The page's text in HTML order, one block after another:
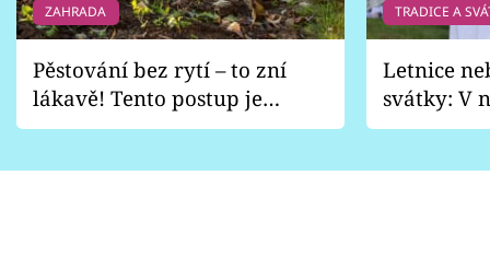
ZAHRADA
Pěstování bez rytí – to zní
lákavě! Tento postup je
vhodný jen pro některé
TRADICE A
Letnice
svátky: V
pondělí